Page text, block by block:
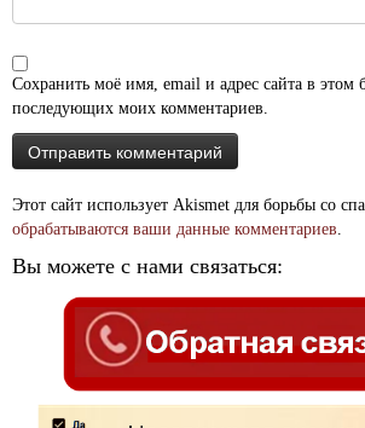
Сохранить моё имя, email и адрес сайта в этом
последующих моих комментариев.
Этот сайт использует Akismet для борьбы со
обрабатываются ваши данные комментариев.
Вы можете с нами связаться: